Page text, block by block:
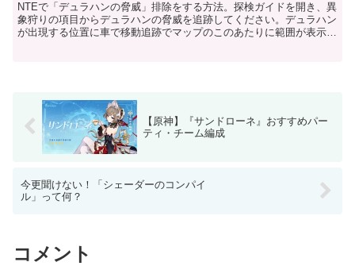
NTEで「デュラハンの脅威」排除をする方法。探検ガイドを開き、異
象狩りの項目からデュラハンの脅威を追跡してください。デュラハン
が出現する位置に車で移動追跡でマップのこのあたりに範囲が表示さ
【原神】『サンドローネ』おすすめパー
ティ・チーム編成
今更聞けない！「シェーダーのコンパイ
ル」って何？
コメント